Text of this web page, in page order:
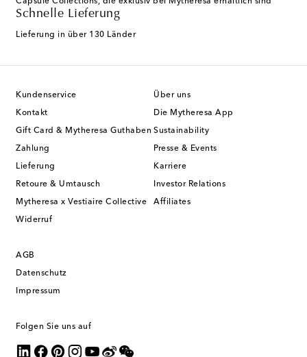
Schnelle Lieferung
Lieferung in über 130 Länder
Kundenservice
Kontakt
Gift Card & Mytheresa Guthaben
Zahlung
Lieferung
Retoure & Umtausch
Mytheresa x Vestiaire Collective
Widerruf
Über uns
Die Mytheresa App
Sustainability
Presse & Events
Karriere
Investor Relations
Affiliates
AGB
Datenschutz
Impressum
Folgen Sie uns auf